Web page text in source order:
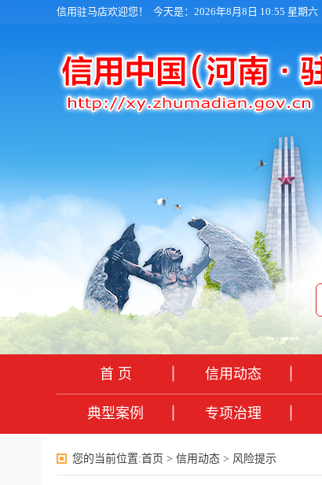
信用驻马店欢迎您！ 今天是：2026年8月8日 10:55 星期六
首 页 信用动态
典型案例 专项治理
您的当前位置:首页 > 信用动态 > 风险提示